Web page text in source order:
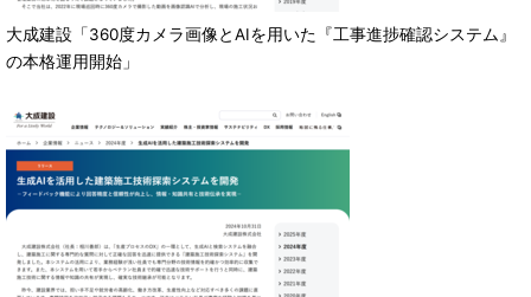
大成建設「360度カメラ画像とAIを用いた『工事進捗確認システム』
の本格運用開始」